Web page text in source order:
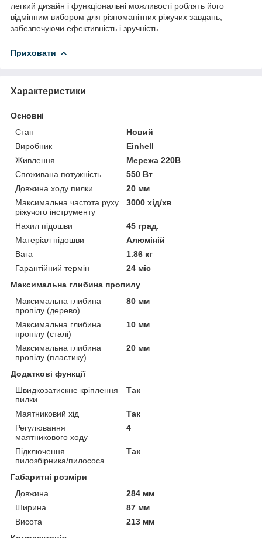
легкий дизайн і функціональні можливості роблять його
відмінним вибором для різноманітних ріжучих завдань,
забезпечуючи ефективність і зручність.
Приховати
Характеристики
Основні
Стан
Новий
Виробник
Einhell
Живлення
Мережа 220В
Споживана потужність
550 Вт
Довжина ходу пилки
20 мм
Максимальна частота руху
ріжучого інструменту
3000 хід/хв
Нахил підошви
45 град.
Матеріал підошви
Алюміній
Вага
1.86 кг
Гарантійний термін
24 міс
Максимальна глибина пропилу
Максимальна глибина
пропілу (дерево)
80 мм
Максимальна глибина
пропілу (сталі)
10 мм
Максимальна глибина
пропілу (пластику)
20 мм
Додаткові функції
Швидкозатискне кріплення
пилки
Так
Маятниковий хід
Так
Регулювання
маятникового ходу
4
Підключення
пилозбірника/пилососа
Так
Габаритні розміри
Довжина
284 мм
Ширина
87 мм
Висота
213 мм